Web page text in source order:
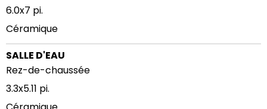
6.0x7 pi.
Céramique
SALLE D'EAU
Rez-de-chaussée
3.3x5.11 pi.